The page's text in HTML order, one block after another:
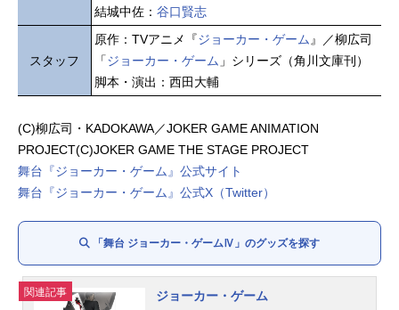
結城中佐： 谷口賢志
スタッフ
原作：TVアニメ『ジョーカー・ゲーム 』／柳広司
「ジョーカー・ゲーム 」シリーズ（角川文庫刊）
脚本・演出：西田大輔
(C)柳広司・KADOKAWA／JOKER GAME ANIMATION
PROJECT(C)JOKER GAME THE STAGE PROJECT
舞台『ジョーカー・ゲーム』公式サイト
舞台『ジョーカー・ゲーム』公式X（Twitter）
「舞台 ジョーカー・ゲームⅣ」のグッズを探す
関連記事
ジョーカー・ゲーム